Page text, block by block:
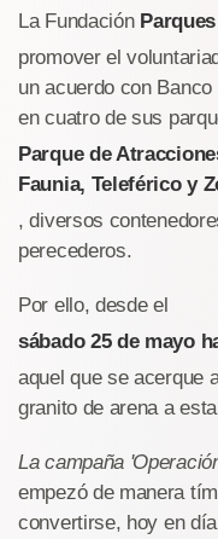
La Fundación
promover el
un acuerdo con
en cuatro de sus
Parque de
Faunia, Teleférico y
, diversos
perecederos.
Por ello, desde el
sábado 25 de mayo
aquel que se acerque
granito de arena a
La campaña
empezó de manera
convertirse, hoy en